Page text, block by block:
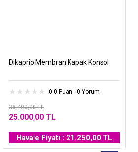
Dikaprio Membran Kapak Konsol
0.0 Puan - 0 Yorum
36.400,00 TL
25.000,00 TL
Havale Fiyatı : 21.250,00 TL